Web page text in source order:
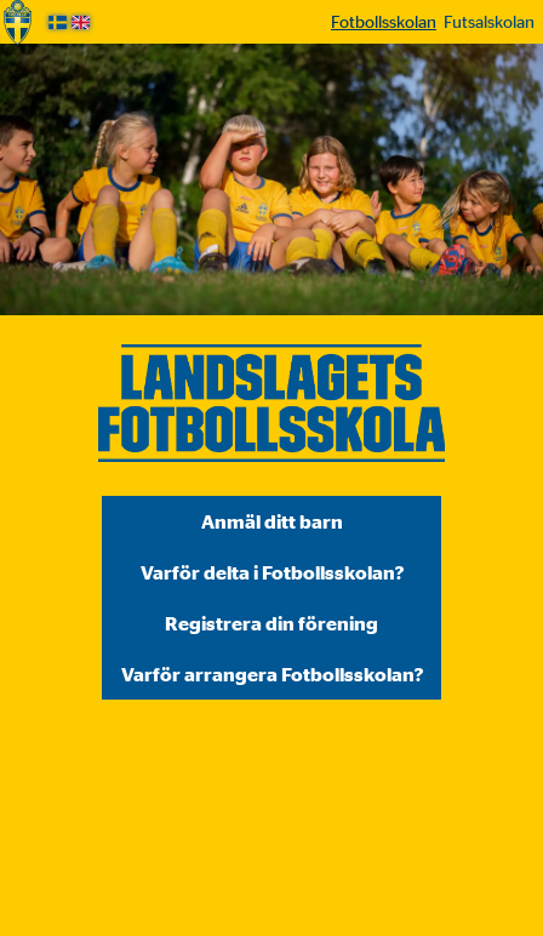
Fotbollsskolan Futsalskolan
Anmäl ditt barn
Varför delta i Fotbollsskolan?
Registrera din förening
Varför arrangera Fotbollsskolan?